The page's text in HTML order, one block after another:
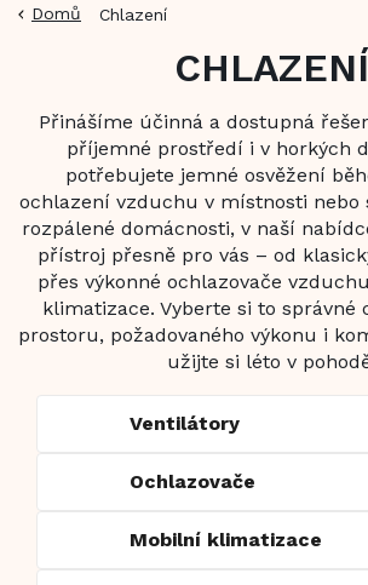
Domů Chlazení
CHLAZENÍ
Přinášíme účinná a dostupná
příjemné prostředí i v horkých
potřebujete jemné osvěžení
ochlazení vzduchu v místnosti
rozpálené domácnosti, v naší
přístroj přesně pro vás – od
přes výkonné ochlazovače
klimatizace. Vyberte si to správné
prostoru, požadovaného výkonu i
užijte si léto v
Ventilátory
Ochlazovače
Mobilní klimatizace